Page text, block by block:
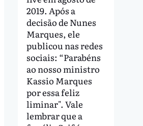
2019. Após a
decisão de Nunes
Marques, ele
publicou nas redes
sociais: “Parabéns
ao nosso ministro
Kassio Marques
por essa feliz
liminar". Vale
lembrar que a